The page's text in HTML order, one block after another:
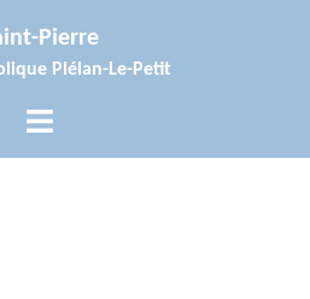
Pierre
Plélan-Le-Petit
Ouvrir/fermer